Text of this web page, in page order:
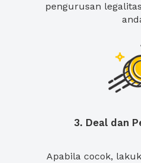
pengurusan
3. Deal dan
Apabila cocok,